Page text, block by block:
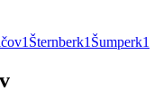
1 Šternberk1 Šumperk1